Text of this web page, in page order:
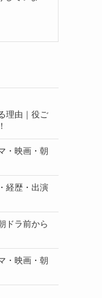
理由｜役ご
・映画・朝
経歴・出演
ドラ前から
・映画・朝